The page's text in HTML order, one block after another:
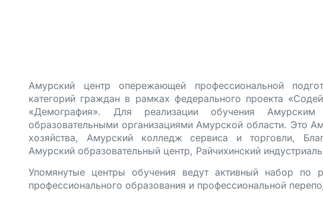
Амурский центр опережающей профессиональной
категорий граждан в рамках федерального проекта
«Демография». Для реализации обучения
образовательными организациями Амурской области. Это
хозяйства, Амурский колледж сервиса и торговли,
Амурский образовательный центр, Райчихинский
Упомянутые центры обучения ведут активный набор по
профессионального образования и профессиональной